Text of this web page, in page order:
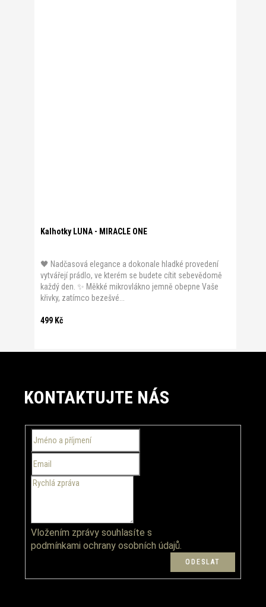
Kalhotky LUNA - MIRACLE ONE
499 Kč
🖤 Nadčasová elegance a dokonale hladké provedení
vytvářejí prádlo, ve kterém se budete cítit sebevědomě
každý den. ✨ Měkké mikrovlákno jemně obepne Vaše
křivky, zatímco bezešvé...
KONTAKTUJTE NÁS
Vložením zprávy souhlasíte s
podmínkami ochrany osobních údajů.